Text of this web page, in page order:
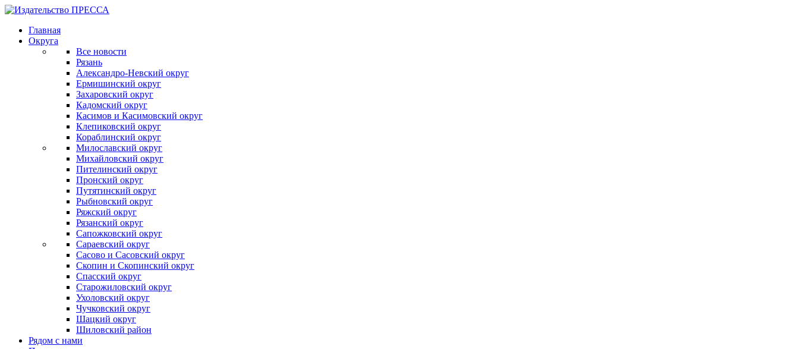
Главная
Округа
Все новости
Рязань
Александро-Невский округ
Ермишинский округ
Захаровский округ
Кадомский округ
Касимов и Касимовский округ
Клепиковский округ
Кораблинский округ
Милославский округ
Михайловский округ
Пителинский округ
Пронский округ
Путятинский округ
Рыбновский округ
Ряжский округ
Рязанский округ
Сапожковский округ
Сараевский округ
Сасово и Сасовский округ
Скопин и Скопинский округ
Спасский округ
Старожиловский округ
Ухоловский округ
Чучковский округ
Шацкий округ
Шиловский район
Рядом с нами